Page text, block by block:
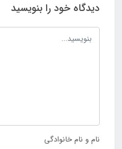
دیدگاه خود را بنویسید
نام و نام خانوادگی